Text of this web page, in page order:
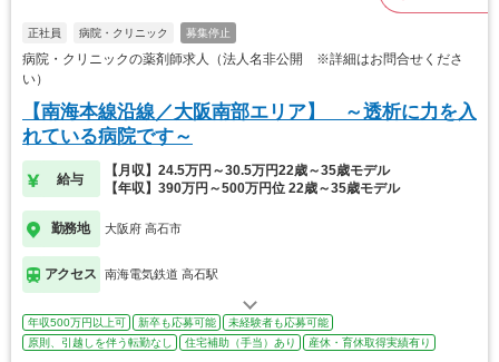
正社員 病院・クリニック 募集停止
病院・クリニックの薬剤師求人（法人名非公開 ※詳細はお問合せくださ
い）
【南海本線沿線／大阪南部エリア】 ～透析に力を入
れている病院です～
給与
【月収】24.5万円～30.5万円22歳～35歳モデル
【年収】390万円～500万円位 22歳～35歳モデル
勤務地 大阪府 高石市
アクセス 南海電気鉄道 高石駅
年収500万円以上可 新卒も応募可能
未経験者も応募可能
原則、引越しを伴う転勤なし
住宅補助（手当）あり 産休・育休取得実績有り